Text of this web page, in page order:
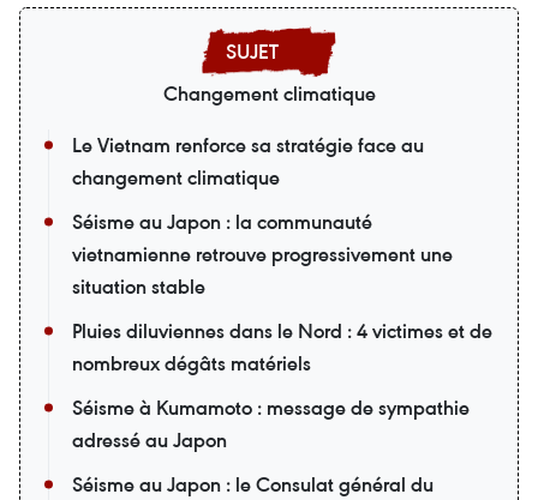
Changement climatique
Le Vietnam renforce sa stratégie face au
changement climatique
Séisme au Japon : la communauté
vietnamienne retrouve progressivement une
situation stable
Pluies diluviennes dans le Nord : 4 victimes et de
nombreux dégâts matériels
Séisme à Kumamoto : message de sympathie
adressé au Japon
Séisme au Japon : le Consulat général du